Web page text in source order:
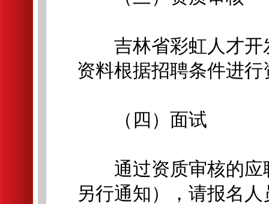
吉林省彩虹人才开
资料根据招聘条件进
（四）面试
通过资质审核的应
另行通知），请报名